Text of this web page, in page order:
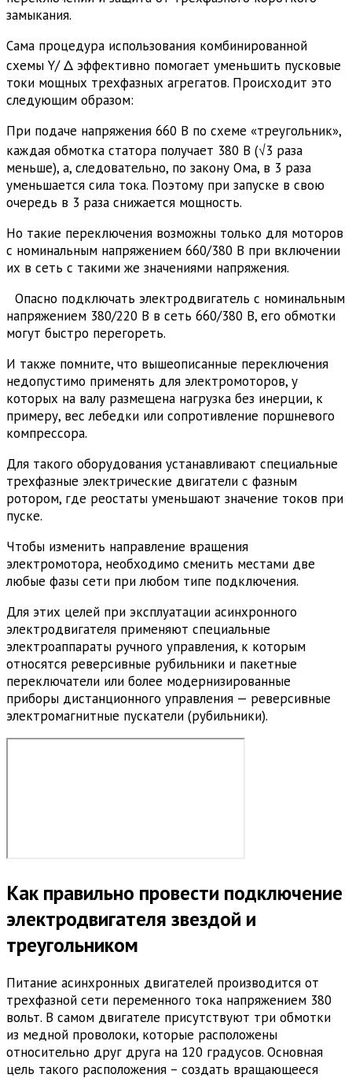
замыкания.
Сама процедура использования комбинированной
схемы Y/ Δ эффективно помогает уменьшить пусковые
токи мощных трехфазных агрегатов. Происходит это
следующим образом:
При подаче напряжения 660 В по схеме «треугольник»,
каждая обмотка статора получает 380 В (√3 раза
меньше), а, следовательно, по закону Ома, в 3 раза
уменьшается сила тока. Поэтому при запуске в свою
очередь в 3 раза снижается мощность.
Но такие переключения возможны только для моторов
с номинальным напряжением 660/380 В при включении
их в сеть с такими же значениями напряжения.
Опасно подключать электродвигатель с номинальным
напряжением 380/220 В в сеть 660/380 В, его обмотки
могут быстро перегореть.
И также помните, что вышеописанные переключения
недопустимо применять для электромоторов, у
которых на валу размещена нагрузка без инерции, к
примеру, вес лебедки или сопротивление поршневого
компрессора.
Для такого оборудования устанавливают специальные
трехфазные электрические двигатели с фазным
ротором, где реостаты уменьшают значение токов при
пуске.
Чтобы изменить направление вращения
электромотора, необходимо сменить местами две
любые фазы сети при любом типе подключения.
Для этих целей при эксплуатации асинхронного
электродвигателя применяют специальные
электроаппараты ручного управления, к которым
относятся реверсивные рубильники и пакетные
переключатели или более модернизированные
приборы дистанционного управления — реверсивные
электромагнитные пускатели (рубильники).
Как правильно провести подключение
электродвигателя звездой и
треугольником
Питание асинхронных двигателей производится от
трехфазной сети переменного тока напряжением 380
вольт. В самом двигателе присутствуют три обмотки
из медной проволоки, которые расположены
относительно друг друга на 120 градусов. Основная
цель такого расположения – создать вращающееся